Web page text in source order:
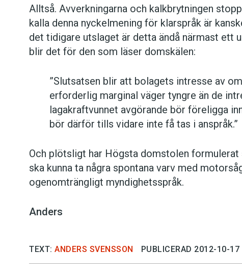
Alltså. Avverkningarna och kalkbrytningen
kalla denna nyckelmening för klarspråk är
det tidigare utslaget är detta ändå närmast ett
blir det för den som läser domskälen:
”Slutsatsen blir att bolagets intresse av
erforderlig marginal väger tyngre än de
lagakraftvunnet avgörande bör föreligga
bör därför tills vidare inte få tas i anspråk.”
Och plötsligt har Högsta domstolen
ska kunna ta några spontana varv med
ogenomträngligt myndighetsspråk.
Anders
TEXT: ANDERS SVENSSON PUBLICERAD 2012-10-17